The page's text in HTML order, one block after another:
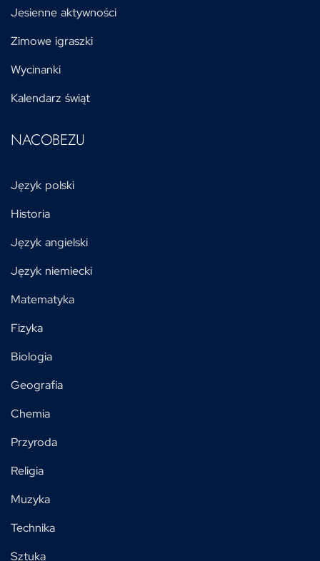
Jesienne aktywności
Zimowe igraszki
Wycinanki
Kalendarz świąt
NACOBEZU
Język polski
Historia
Język angielski
Język niemiecki
Matematyka
Fizyka
Biologia
Geografia
Chemia
Przyroda
Religia
Muzyka
Technika
Sztuka